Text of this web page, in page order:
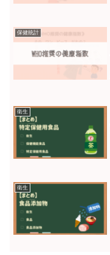
保健統計
衛生
衛生